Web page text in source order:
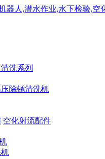
洗系列
除锈清洗机
空化射流配件